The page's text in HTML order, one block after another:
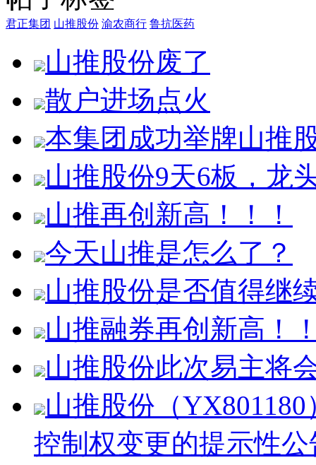
君正集团 山推股份 渝农商行 鲁抗医药
山推股份废了
散户进场点火
本集团成功举牌山推
山推股份9天6板，龙
山推再创新高！！！
今天山推是怎么了？
山推股份是否值得继
山推融券再创新高！
山推股份此次易主将
山推股份（
控制权变更的提示性公